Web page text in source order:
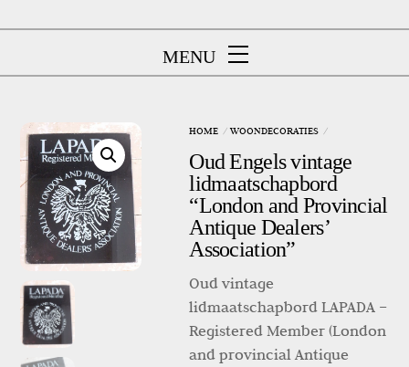
MENU
HOME WOONDECORATIES
Oud Engels vintage
lidmaatschapbord
“London and Provincial
Antique Dealers’
Association”
Oud vintage
lidmaatschapbord LAPADA –
Registered Member (London
and provincial Antique